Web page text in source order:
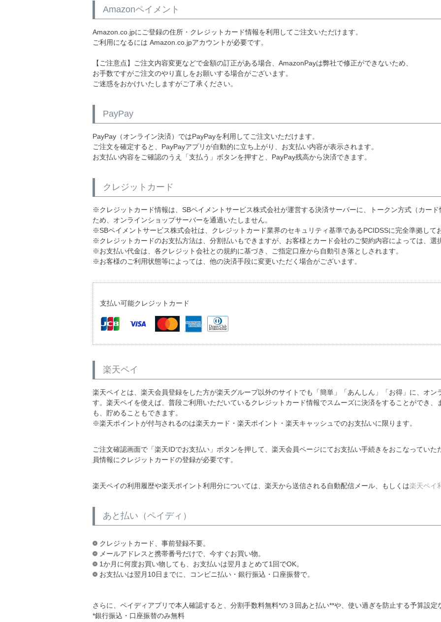
Amazonペイメント
Amazon.co.jpにご登録の住所・クレジットカード情報を利用してご注文いただけます。
ご利用になるには Amazon.co.jpアカウントが必要です。
【ご注意点】ご注文内容変更などで金額の訂正がある場合、AmazonPayは弊社で修正ができないため、
お手数ですがご注文のやり直しをお願いする場合がございます。
ご迷惑をおかけいたしますがご了承ください。
PayPay
PayPay（オンライン決済）ではPayPayを利用してご注文いただけます。
ご注文を確定すると、PayPayアプリが自動的に立ち上がり、お支払い内容が表示されます。
お支払い内容をご確認のうえ「支払う」ボタンを押すと、PayPay残高から決済できます。
クレジットカード
※クレジットカード情報は、SBペイメントサービス株式会社が運営する決済サーバーに、トークン方式（カー
ため、オンラインショップサーバーを通過いたしません。
※SBペイメントサービス株式会社は、クレジットカード業界のセキュリティ基準であるPCIDSSに完全準拠して
※クレジットカードのお支払方法は、分割払いもできますが、お客様とカード会社のご契約内容によっては、選
※お支払い代金は、各クレジット会社との規約に基づき、ご指定口座から自動引き落としされます。
※お客様のご利用状態等によっては、他の決済手段に変更いただく場合がございます。
支払い可能クレジットカード
楽天ペイ
楽天ペイとは、楽天会員登録をした方が楽天グループ以外のサイトでも「簡単」「あんしん」「お得」に、オ
す。楽天ペイを使えば、普段ご利用いただいているクレジットカード情報でスムーズに決済をすることができ
も、貯めることもできます。
※楽天ポイントが付与されるのは楽天カード・楽天ポイント・楽天キャッシュでのお支払いに限ります。
ご注文確認画面で「楽天IDでお支払い」ボタンを押して、楽天会員ページにてお支払い手続きをおこなってい
員情報にクレジットカードの登録が必要です。
楽天ペイの利用履歴や楽天ポイント利用分については、楽天から送信される自動配信メール、もしくは楽天ペイ
あと払い（ペイディ）
クレジットカード、事前登録不要。
メールアドレスと携帯番号だけで、今すぐお買い物。
1か月に何度お買い物しても、お支払いは翌月まとめて1回でOK。
お支払いは翌月10日までに、コンビニ払い・銀行振込・口座振替で。
さらに、ペイディアプリで本人確認すると、分割手数料無料*の３回あと払い**や、使い過ぎを防止する予算設
*銀行振込・口座振替のみ無料